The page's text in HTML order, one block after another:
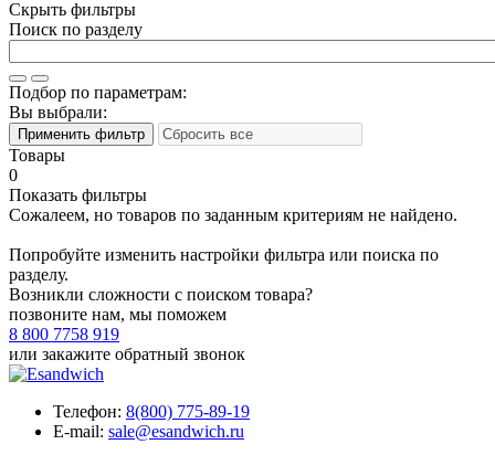
Скрыть фильтры
Поиск по разделу
Подбор по параметрам:
Вы выбрали:
Товары
0
Показать фильтры
Сожалеем, но товаров по заданным критериям не найдено.
Попробуйте изменить настройки фильтра или поиска по
разделу.
Возникли сложности с поиском товара?
позвоните нам, мы поможем
8 800 7758 919
или закажите обратный звонок
Телефон: 8(800) 775-89-19
E-mail: sale@esandwich.ru